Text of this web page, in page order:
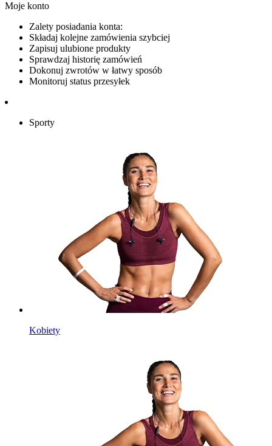
Moje konto
Zalety posiadania konta:
Składaj kolejne zamówienia szybciej
Zapisuj ulubione produkty
Sprawdzaj historię zamówień
Dokonuj zwrotów w łatwy sposób
Monitoruj status przesyłek
Sporty
Kobiety